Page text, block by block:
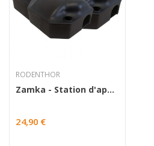
RODENTHOR
Zamka - Station d'appâtage x 5
24,90 €